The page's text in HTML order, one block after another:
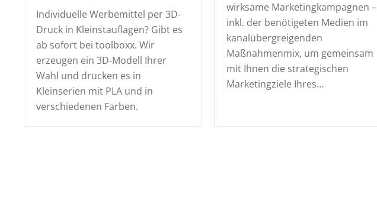
Individuelle Werbemittel per 3D-
Druck in Kleinstauflagen? Gibt es
ab sofort bei toolboxx. Wir
erzeugen ein 3D-Modell Ihrer
Wahl und drucken es in
Kleinserien mit PLA und in
verschiedenen Farben.
wirksame Marketingkampagnen –
inkl. der benötigeten Medien im
kanalübergreigenden
Maßnahmenmix, um gemeinsam
mit Ihnen die strategischen
Marketingziele Ihres…